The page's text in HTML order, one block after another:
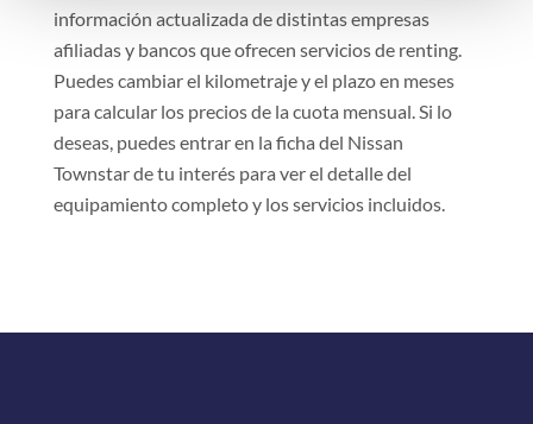
información actualizada de distintas empresas
afiliadas y bancos que ofrecen servicios de renting.
Puedes cambiar el kilometraje y el plazo en meses
para calcular los precios de la cuota mensual. Si lo
deseas, puedes entrar en la ficha del Nissan
Townstar de tu interés para ver el detalle del
equipamiento completo y los servicios incluidos.